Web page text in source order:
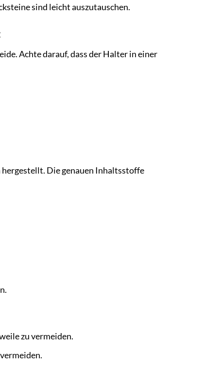
sind leicht auszutauschen.
Achte darauf, dass der Halter in einer
Die genauen Inhaltsstoffe
zu vermeiden.